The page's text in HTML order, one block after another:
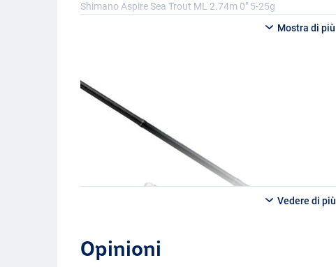
Shimano Aspire Sea Trout ML 2.74m 0" 5-25g
Shimano Aspire Sea Trout M 2,74m 0" 7-35g
- Lunghezza: 2,74m
- Lunghezza di trasporto: 141cm
- Grammatura: 7-35g
Shimano Aspire Sea Trout ML 2,89m 9’6" 5-25g
- Lunghezza: 2,89m
Shimano Aspire Sea Trout MH 2,89m 6" 10-40g
Mostra di più
Vedere di più
Opinioni